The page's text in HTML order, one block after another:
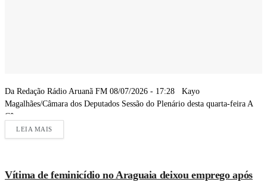
Da Redação Rádio Aruanã FM 08/07/2026 - 17:28 Kayo
Magalhães/Câmara dos Deputados Sessão do Plenário desta quarta-feira A
Câmara...
LEIA MAIS
Vítima de feminicídio no Araguaia deixou emprego após